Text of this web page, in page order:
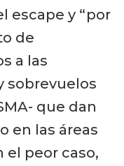
escape y “por
de
a las
sobrevuelos
que dan
en las áreas
el peor caso,